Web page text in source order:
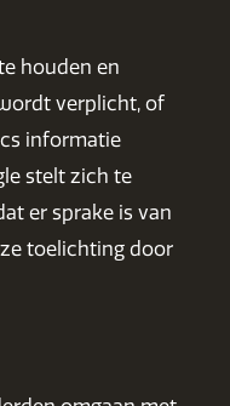
houden en
verplicht, of
informatie
stelt zich te
er sprake is van
toelichting door